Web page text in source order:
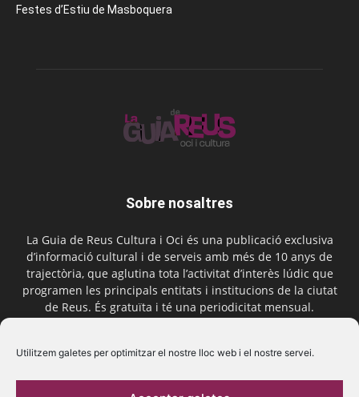
Utilitzem galetes per optimitzar el nostre lloc web i el nostre servei.
Festes d’Estiu de Masboquera
Sobre nosaltres
La Guia de Reus Cultura i Oci és una publicació exclusiva
d’informació cultural i de serveis amb més de 10 anys de
trajectòria, que aglutina tota l’activitat d’interès lúdic que
programen les principals entitats i institucions de la ciutat
de Reus. És gratuïta i té una periodicitat mensual.